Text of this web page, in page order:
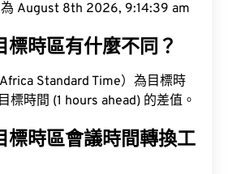
August 8th 2026, 9:14:40 am
標時區有什麼不同？
Standard Time）為目標時
標時間 (1 hours ahead) 的差值。
標時區會議時間轉換工